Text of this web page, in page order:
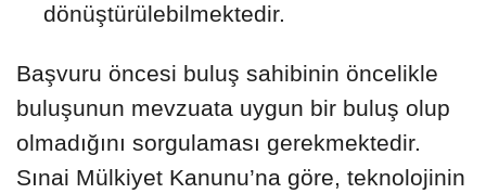
dönüştürülebilmektedir.
Başvuru öncesi buluş sahibinin öncelikle
buluşunun mevzuata uygun bir buluş olup
olmadığını sorgulaması gerekmektedir.
Sınai Mülkiyet Kanunu’na göre, teknolojinin